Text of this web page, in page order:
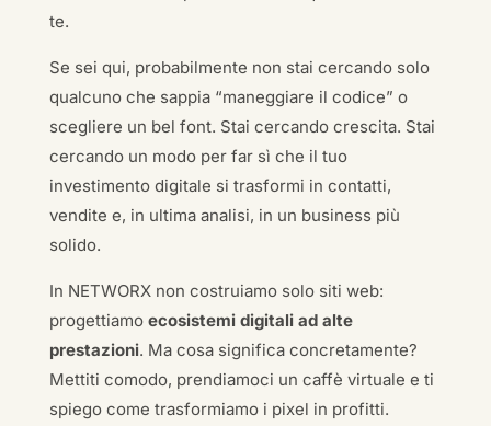
te.
Se sei qui, probabilmente non stai cercando solo
qualcuno che sappia “maneggiare il codice” o
scegliere un bel font. Stai cercando crescita. Stai
cercando un modo per far sì che il tuo
investimento digitale si trasformi in contatti,
vendite e, in ultima analisi, in un business più
solido.
In NETWORX non costruiamo solo siti web:
progettiamo ecosistemi digitali ad alte
prestazioni. Ma cosa significa concretamente?
Mettiti comodo, prendiamoci un caffè virtuale e ti
spiego come trasformiamo i pixel in profitti.